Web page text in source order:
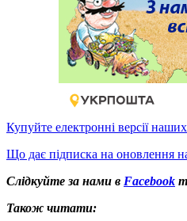
Купуйте електронні версії
Що дає підписка на оновлення
Слідкуйте за нами в Facebook
Також читати: